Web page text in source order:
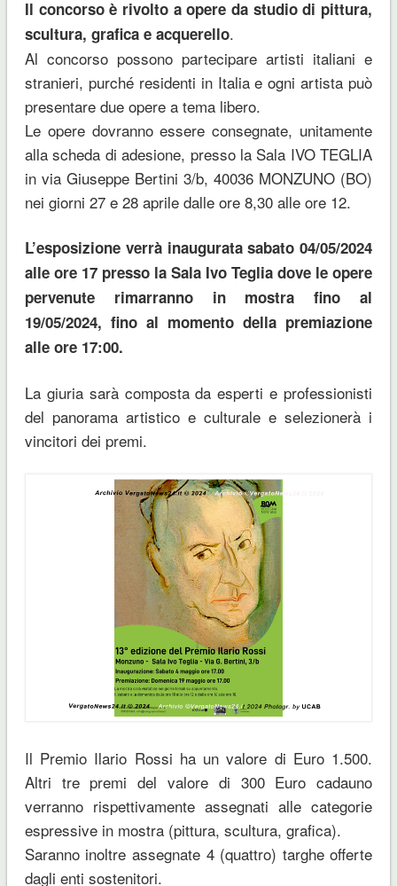
Il concorso è rivolto a opere da studio di pittura,
scultura, grafica e acquerello.
Al concorso possono partecipare artisti italiani e
stranieri, purché residenti in Italia e ogni artista può
presentare due opere a tema libero.
Le opere dovranno essere consegnate, unitamente
alla scheda di adesione, presso la Sala IVO TEGLIA
in via Giuseppe Bertini 3/b, 40036 MONZUNO (BO)
nei giorni 27 e 28 aprile dalle ore 8,30 alle ore 12.
L’esposizione verrà inaugurata sabato 04/05/2024
alle ore 17 presso la Sala Ivo Teglia dove le opere
pervenute rimarranno in mostra fino al
19/05/2024, fino al momento della premiazione
alle ore 17:00.
La giuria sarà composta da esperti e professionisti
del panorama artistico e culturale e selezionerà i
vincitori dei premi.
Il Premio Ilario Rossi ha un valore di Euro 1.500.
Altri tre premi del valore di 300 Euro cadauno
verranno rispettivamente assegnati alle categorie
espressive in mostra (pittura, scultura, grafica).
Saranno inoltre assegnate 4 (quattro) targhe offerte
dagli enti sostenitori.